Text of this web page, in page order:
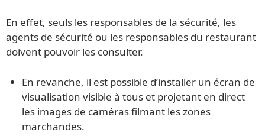
En effet, seuls les responsables de la sécurité, les
agents de sécurité ou les responsables du restaurant
doivent pouvoir les consulter.
En revanche, il est possible d’installer un écran de
visualisation visible à tous et projetant en direct
les images de caméras filmant les zones
marchandes.